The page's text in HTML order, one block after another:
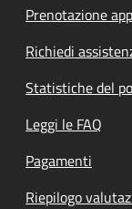
Prenotazione
Richiedi
Statistiche del
Leggi le FAQ
Pagamenti
Riepilogo